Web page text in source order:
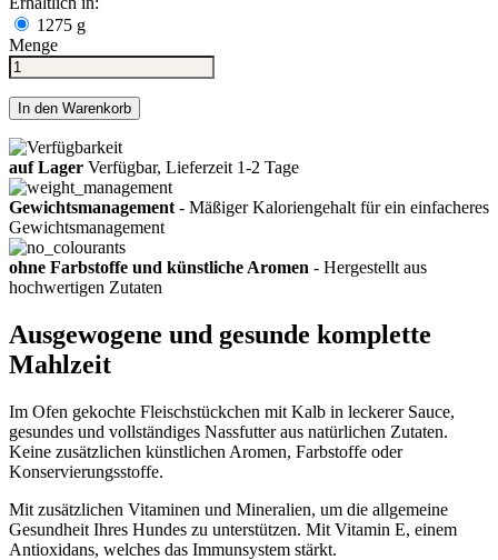
1275 g
Menge
In den Warenkorb
auf Lager Verfügbar, Lieferzeit 1-2 Tage
Gewichtsmanagement - Mäßiger Kaloriengehalt für ein einfacheres
Gewichtsmanagement
ohne Farbstoffe und künstliche Aromen - Hergestellt aus
hochwertigen Zutaten
Ausgewogene und gesunde komplette
Mahlzeit
Im Ofen gekochte Fleischstückchen mit Kalb in leckerer Sauce,
gesundes und vollständiges Nassfutter aus natürlichen Zutaten.
Keine zusätzlichen künstlichen Aromen, Farbstoffe oder
Konservierungsstoffe.
Mit zusätzlichen Vitaminen und Mineralien, um die allgemeine
Gesundheit Ihres Hundes zu unterstützen. Mit Vitamin E, einem
Antioxidans, welches das Immunsystem stärkt.